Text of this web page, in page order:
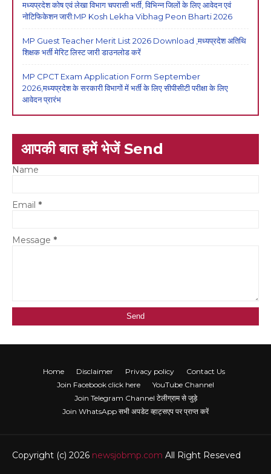
मध्यप्रदेश कोष एवं लेखा विभाग चपरासी भर्ती, विभिन्न जिलों के लिए आवेदन एवं
नोटिफिकेशन जारी:MP Kosh Lekha Vibhag Peon Bharti 2026
MP Guest Teacher Merit List 2026 Download ,मध्यप्रदेश अतिथि
शिक्षक भर्ती मेरिट लिस्ट जारी डाउनलोड करें
MP CPCT Exam Application Form September
2026,मध्यप्रदेश के सरकारी विभागों में भर्ती के लिए सीपीसीटी परीक्षा के लिए
आवेदन प्रारंभ
आपकी बात हमें भेजें Send
Name
Email *
Message *
Home Disclaimer Privacy policy
Contact Us
Join Facebook click here
YouTube Channel
Join Telegram Channel टेलीग्राम से जुड़े
Join WhatsApp सभी अपडेट व्हाट्सएप पर प्राप्त करें
Copyright (c) 2026 newsjobmp.com All Right Reseved